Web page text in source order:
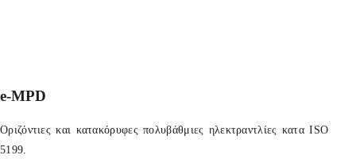
e-MPD
Οριζόντιες και κατακόρυφες πολυβάθμιες ηλεκτραντλίες κατα ISO
5199.